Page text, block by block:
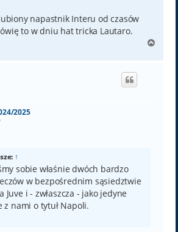
napastnik Interu od czasów
to w dniu hat tricka Lautaro.
g
2025
↑
sobie właśnie dwóch bardzo
w bezpośrednim sąsiedztwie
Juve i - zwłaszcza - jako jedyne
z nami o tytuł Napoli.